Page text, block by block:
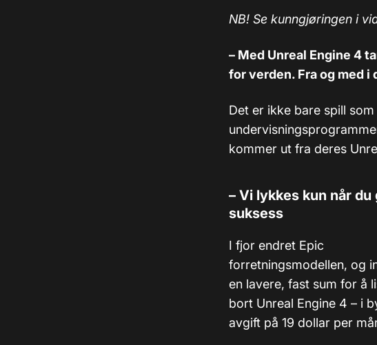
NB! Se kunngjøringen i
– Med Unreal Engine 4
for verden. Fra og med i
Det er ikke bare spill
kommer ut fra deres
– Vi lykkes kun når du
suksess
I fjor endret Epic
forretningsmodellen, og
en lavere, fast sum for å
bort Unreal Engine 4 – i
avgift på 19 dollar per